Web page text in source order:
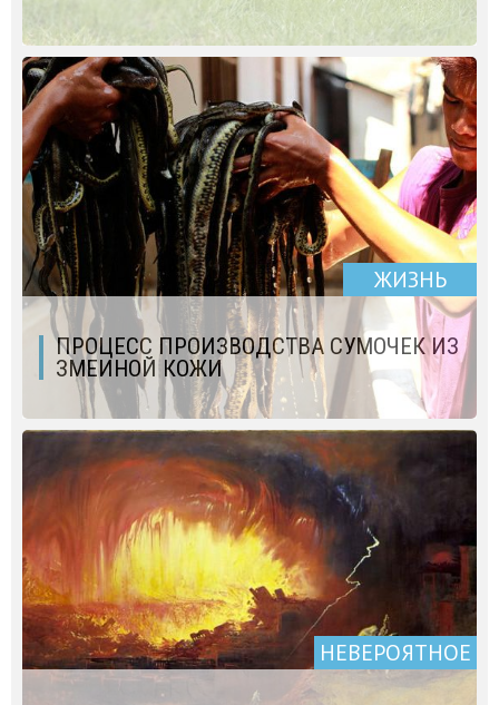
ЖИЗНЬ
ПРОЦЕСС ПРОИЗВОДСТВА СУМОЧЕК ИЗ
ЗМЕИНОЙ КОЖИ
НЕВЕРОЯТНОЕ